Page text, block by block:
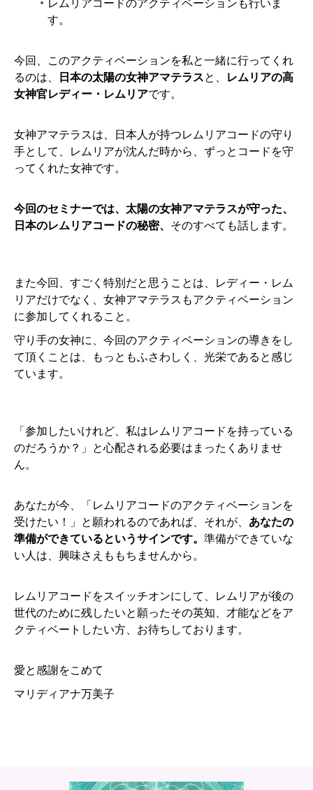
す。
今回、このアクティベーションを私と一緒に行ってくれ
るのは、 日本の太陽の女神アマテラスと、 レムリアの高
女神官レディー・レムリアです。
女神アマテラスは、日本人が持つレムリアコードの守り
手として、レムリアが沈んだ時から、ずっとコードを守
ってくれた女神です。
今回のセミナーでは、太陽の女神アマテラスが守った、
日本のレムリアコードの秘密、 そのすべても話します。
また今回、すごく特別だと思うことは、レディー・レム
リアだけでなく、女神アマテラスもアクティベーション
に参加してくれること。
守り手の女神に、今回のアクティベーションの導きをし
て頂くことは、もっともふさわしく、光栄であると感じ
ています。
「参加したいけれど、私はレムリアコードを持っている
のだろうか？」と心配される必要はまったくありませ
ん。
あなたが今、「レムリアコードのアクティベーションを
受けたい！」と願われるのであれば、それが、 あなたの
準備ができているというサインです。 準備ができていな
い人は、興味さえももちませんから。
レムリアコードをスイッチオンにして、レムリアが後の
世代のために残したいと願ったその英知、才能などをア
クティベートしたい方、お待ちしております。
愛と感謝をこめて
マリディアナ万美子